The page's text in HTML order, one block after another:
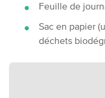
Feuille de
Sac en papier
déchets